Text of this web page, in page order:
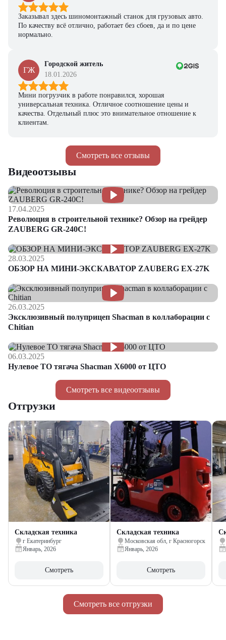
Смотреть все отзывы
Заказывал здесь шиномонтажный станок для грузовых авто.
По качеству всё отлично, работает без сбоев, да и по цене
нормально.
ГЖ
Городской житель
18.01.2026
Мини погрузчик в работе понравился, хорошая
универсальная техника. Отличное соотношение цены и
качества. Отдельный плюс это внимательное отношение к
клиентам.
Смотреть все видеоотзывы
Видеоотзывы
17.04.2025
Революция в строительной технике? Обзор на грейдер
ZAUBERG GR-240C!
28.03.2025
ОБЗОР НА МИНИ-ЭКСКАВАТОР ZAUBERG EX-27K
26.03.2025
Эксклюзивный полуприцеп Shacman в коллаборации с
Chitian
06.03.2025
Нулевое ТО тягача Shacman Х6000 от ЦТО
Смотреть все отгрузки
Отгрузки
Складская техника
г Екатеринбург
Январь, 2026
Смотреть
Складская техника
Московская обл, г Красногорск
Январь, 2026
Смотреть